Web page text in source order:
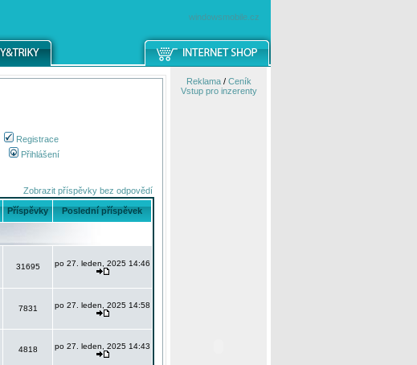
windowsmobile.cz
Registrace
Přihlášení
Zobrazit příspěvky bez odpovědí
Příspěvky Poslední příspěvek
31695 po 27. leden, 2025 14:46
7831 po 27. leden, 2025 14:58
4818 po 27. leden, 2025 14:43
Reklama/ Ceník
Vstup pro inzerenty